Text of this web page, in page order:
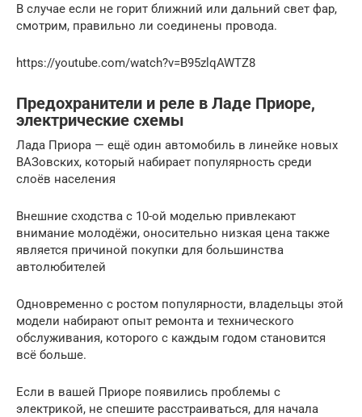
В случае если не горит ближний или дальний свет фар,
смотрим, правильно ли соединены провода.
https://youtube.com/watch?v=B95zlqAWTZ8
Предохранители и реле в Ладе Приоре,
электрические схемы
Лада Приора — ещё один автомобиль в линейке новых
ВАЗовских, который набирает популярность среди
слоёв населения
Внешние сходства с 10-ой моделью привлекают
внимание молодёжи, оносительно низкая цена также
является причиной покупки для большинства
автолюбителей
Одновременно с ростом популярности, владельцы этой
модели набирают опыт ремонта и технического
обслуживания, которого с каждым годом становится
всё больше.
Если в вашей Приоре появились проблемы с
электрикой, не спешите расстраиваться, для начала